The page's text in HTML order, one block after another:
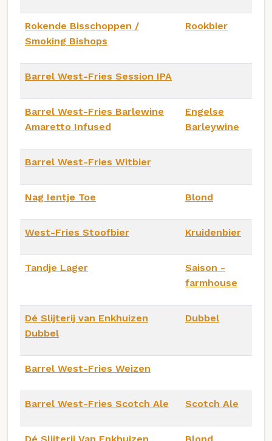
Rokende Bisschoppen /
Smoking Bishops
Rookbier
Barrel West-Fries Session IPA
Barrel West-Fries Barlewine
Amaretto Infused
Engelse
Barleywine
Barrel West-Fries Witbier
Nag Ientje Toe Blond
West-Fries Stoofbier Kruidenbier
Tandje Lager
Saison -
farmhouse
Dé Slijterij van Enkhuizen
Dubbel
Dubbel
Barrel West-Fries Weizen
Barrel West-Fries Scotch Ale Scotch Ale
Dé Slijterij Van Enkhuizen Blond